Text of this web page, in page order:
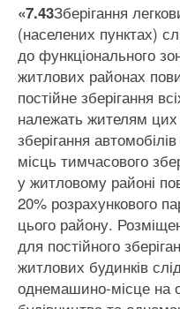
«7.43Зберігання
(населених пунктах)
до функціонального
житлових районах
постійне зберігання
належать жителям
зберігання автомобілів
місць тимчасового
у житловому районі
20% розрахункового
цього району.
для постійного
житлових будинків
однемашино-місце на